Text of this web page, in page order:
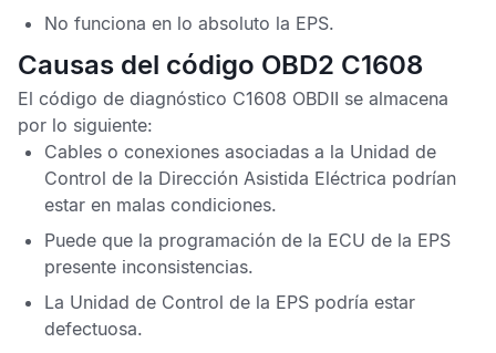
No funciona en lo absoluto la EPS.
Causas del código OBD2 C1608
El código de diagnóstico C1608 OBDII se almacena
por lo siguiente:
Cables o conexiones asociadas a la Unidad de
Control de la Dirección Asistida Eléctrica podrían
estar en malas condiciones.
Puede que la programación de la ECU de la EPS
presente inconsistencias.
La Unidad de Control de la EPS podría estar
defectuosa.